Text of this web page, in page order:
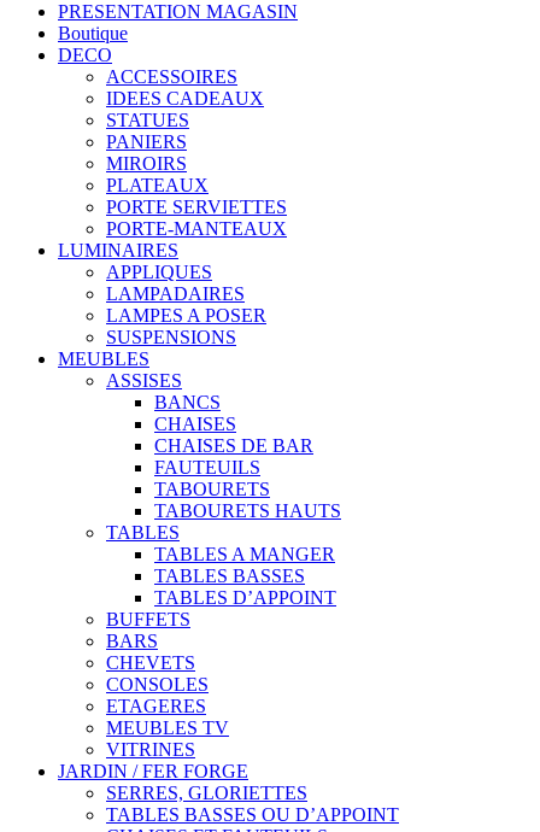
PRESENTATION MAGASIN
Boutique
DECO
ACCESSOIRES
IDEES CADEAUX
STATUES
PANIERS
MIROIRS
PLATEAUX
PORTE SERVIETTES
PORTE-MANTEAUX
LUMINAIRES
APPLIQUES
LAMPADAIRES
LAMPES A POSER
SUSPENSIONS
MEUBLES
ASSISES
BANCS
CHAISES
CHAISES DE BAR
FAUTEUILS
TABOURETS
TABOURETS HAUTS
TABLES
TABLES A MANGER
TABLES BASSES
TABLES D’APPOINT
BUFFETS
BARS
CHEVETS
CONSOLES
ETAGERES
MEUBLES TV
VITRINES
JARDIN / FER FORGE
SERRES, GLORIETTES
TABLES BASSES OU D’APPOINT